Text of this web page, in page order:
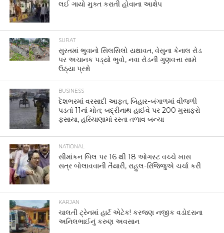
લઈ ગાયો મુક્ત કરાતી હોવાના આક્ષેપ
SURAT
સુરતમાં ભુવાનો સિલસિલો યથાવત, વેસુના કેનાલ રોડ
પર અચાનક પડ્યો ભુવો, નવા રોડની ગુણવત્તા સામે
ઉઠ્યા પ્રશ્નો
BUSINESS
દેશભરમાં વરસાદી આફત, બિહાર-બંગાળમાં વીજળી
પડતાં 11નાં મોત; બદ્રીનાથ હાઈવે પર 200 મુસાફરો
ફસાયા, હરિયાણામાં રસ્તા તળાવ બન્યા
NATIONAL
સીમાંકન બિલ પર 16 થી 18 ઓગસ્ટ વચ્ચે ખાસ
સત્ર બોલાવવાની તૈયારી, રાહુલ-રિજિજુએ ચર્ચા કરી
KARJAN
ચાલતી ટ્રેનમાં હાર્ટ એટેક! કરજણ નજીક વડોદરાના
અનિલભાઈનું કરુણ અવસાન